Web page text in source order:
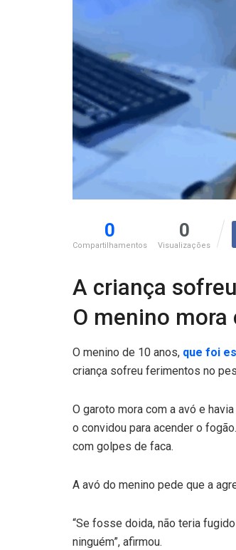
0
Compartilhamentos
0
Visualizações
A criança
O menino mora
O menino de 10 anos, que foi
criança sofreu ferimentos no
O garoto mora com a avó e
o convidou para acender o
com golpes de faca.
A avó do menino pede que a
“Se fosse doida, não teria
ninguém”, afirmou.